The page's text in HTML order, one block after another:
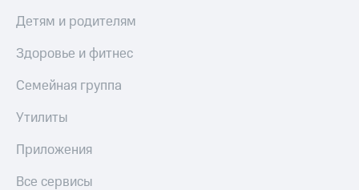
Детям и родителям
Здоровье и фитнес
Семейная группа
Утилиты
Приложения
Все сервисы